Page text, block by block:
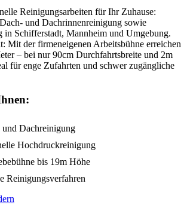
Reinigungsarbeiten für Ihr Zuhause:
und Dachrinnenreinigung sowie
in Schifferstadt, Mannheim und Umgebung.
Mit der firmeneigenen Arbeitsbühne erreichen
– bei nur 90cm Durchfahrtsbreite und 2m
für enge Zufahrten und schwer zugängliche
und Dachreinigung
Hochdruckreinigung
bis 19m Höhe
Reinigungsverfahren